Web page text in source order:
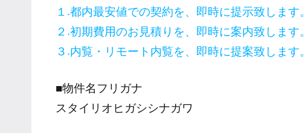
１.都内最安値での契約を、即時に提示致します。
２.初期費用のお見積りを、即時に案内致します。
３.内覧・リモート内覧を、即時に提案致します。
■物件名フリガナ
スタイリオヒガシシナガワ